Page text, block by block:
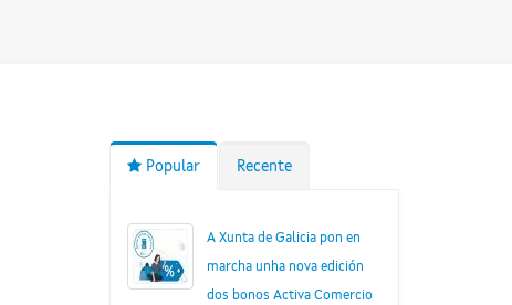
Popular Recente
A Xunta de Galicia pon en
marcha unha nova edición
dos bonos Activa Comercio